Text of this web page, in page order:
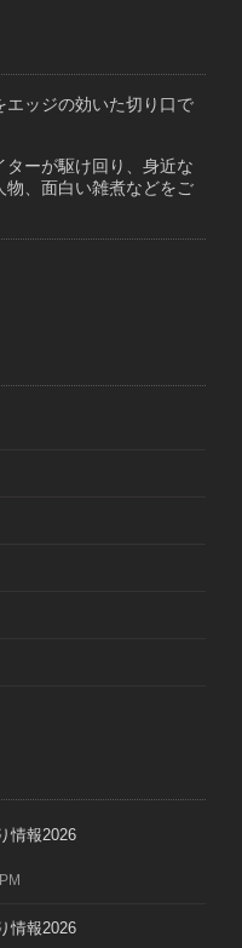
エッジの効いた切り口で
ターが駆け回り、身近な
、面白い雑煮などをご
情報2026
情報2026